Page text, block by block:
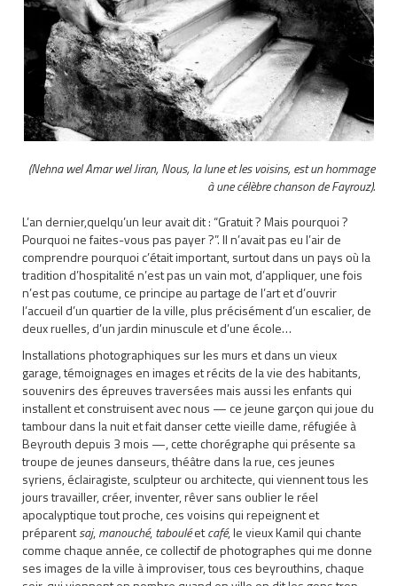
(Nehna wel Amar wel Jiran, Nous, la lune et les voisins, est un hommage
à une célèbre chanson de Fayrouz).
L’an dernier,quelqu’un leur avait dit : “Gratuit ? Mais pourquoi ?
Pourquoi ne faites-vous pas payer ?”. Il n’avait pas eu l’air de
comprendre pourquoi c’était important, surtout dans un pays où la
tradition d’hospitalité n’est pas un vain mot, d’appliquer, une fois
n’est pas coutume, ce principe au partage de l’art et d’ouvrir
l’accueil d’un quartier de la ville, plus précisément d’un escalier, de
deux ruelles, d’un jardin minuscule et d’une école…
Installations photographiques sur les murs et dans un vieux
garage, témoignages en images et récits de la vie des habitants,
souvenirs des épreuves traversées mais aussi les enfants qui
installent et construisent avec nous — ce jeune garçon qui joue du
tambour dans la nuit et fait danser cette vieille dame, réfugiée à
Beyrouth depuis 3 mois —, cette chorégraphe qui présente sa
troupe de jeunes danseurs, théâtre dans la rue, ces jeunes
syriens, éclairagiste, sculpteur ou architecte, qui viennent tous les
jours travailler, créer, inventer, rêver sans oublier le réel
apocalyptique tout proche, ces voisins qui repeignent et
préparentsaj,manouché,tabouléetcafé, le vieux Kamil qui chante
comme chaque année, ce collectif de photographes qui me donne
ses images de la ville à improviser, tous ces beyrouthins, chaque